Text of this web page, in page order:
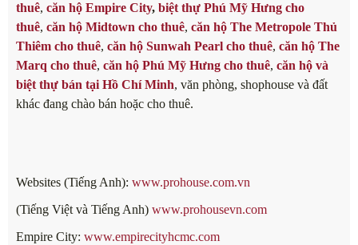
thuê, căn hộ Empire City, biệt thự Phú Mỹ Hưng cho
thuê, căn hộ Midtown cho thuê, căn hộ The Metropole Thủ
Thiêm cho thuê, căn hộ Sunwah Pearl cho thuê, căn hộ The
Marq cho thuê, căn hộ Phú Mỹ Hưng cho thuê, căn hộ và
biệt thự bán tại Hồ Chí Minh, văn phòng, shophouse và đất
khác đang chào bán hoặc cho thuê.
Websites (Tiếng Anh): www.prohouse.com.vn
(Tiếng Việt và Tiếng Anh) www.prohousevn.com
Empire City: www.empirecityhcmc.com